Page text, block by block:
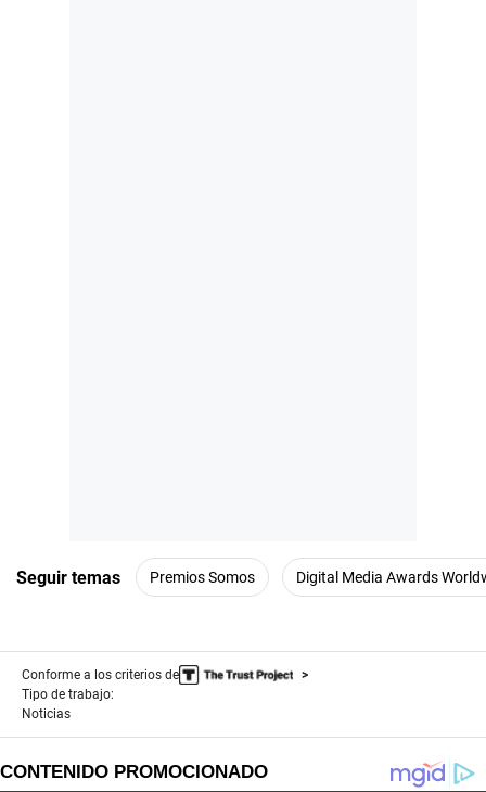
Seguir temas Premios Somos Digital Media Awards
Conforme a los criterios de
Tipo de trabajo:
Noticias